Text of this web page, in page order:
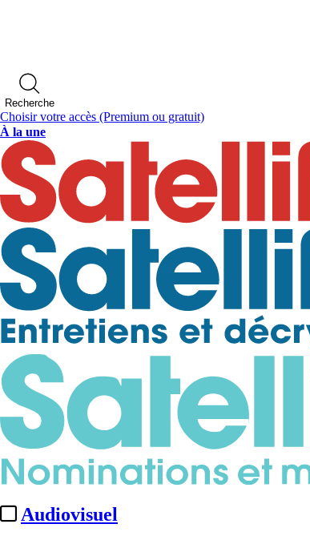
Recherche
Choisir votre accès (Premium ou gratuit)
À la une
Audiovisuel